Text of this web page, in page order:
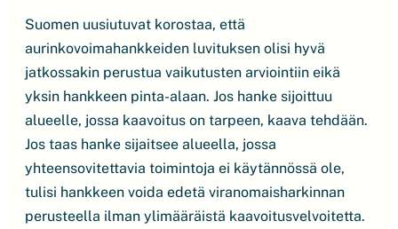
Suomen uusiutuvat korostaa, että
aurinkovoimahankkeiden luvituksen olisi hyvä
jatkossakin perustua vaikutusten arviointiin eikä
yksin hankkeen pinta-alaan. Jos hanke sijoittuu
alueelle, jossa kaavoitus on tarpeen, kaava tehdään.
Jos taas hanke sijaitsee alueella, jossa
yhteensovitettavia toimintoja ei käytännössä ole,
tulisi hankkeen voida edetä viranomaisharkinnan
perusteella ilman ylimääräistä kaavoitusvelvoitetta.